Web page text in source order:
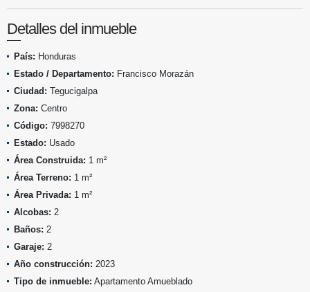
Detalles del inmueble
País: Honduras
Estado / Departamento: Francisco Morazán
Ciudad: Tegucigalpa
Zona: Centro
Código: 7998270
Estado: Usado
Área Construida: 1 m²
Área Terreno: 1 m²
Área Privada: 1 m²
Alcobas: 2
Baños: 2
Garaje: 2
Año construcción: 2023
Tipo de inmueble: Apartamento Amueblado